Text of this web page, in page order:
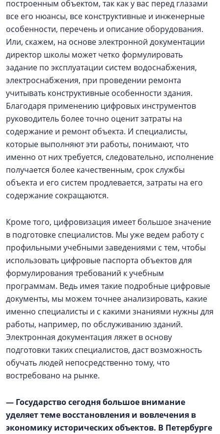
построенным объектом, так как у вас перед глазами
все его нюансы, все конструктивные и инженерные
особенности, перечень и описание оборудования.
Или, скажем, на основе электронной документации
директор школы может четко формулировать
задание по эксплуатации систем водоснабжения,
электроснабжения, при проведении ремонта
учитывать конструктивные особенности здания.
Благодаря применению цифровых инструментов
руководитель более точно оценит затраты на
содержание и ремонт объекта. И специалисты,
которые выполняют эти работы, понимают, что
именно от них требуется, следовательно, исполнение
получается более качественным, срок службы
объекта и его систем продлевается, затраты на его
содержание сокращаются.
Кроме того, цифровизация имеет большое значение
в подготовке специалистов. Мы уже ведем работу с
профильными учебными заведениями с тем, чтобы
использовать цифровые паспорта объектов для
формулирования требований к учебным
программам. Ведь имея такие подробные цифровые
документы, мы можем точнее анализировать, какие
именно специалисты и с какими знаниями нужны для
работы, например, по обслуживанию зданий.
Электронная документация ляжет в основу
подготовки таких специалистов, даст возможность
обучать людей непосредственно тому, что
востребовано на рынке.
— Государство сегодня большое внимание
уделяет теме восстановления и вовлечения в
экономику исторических объектов. В Петербурге